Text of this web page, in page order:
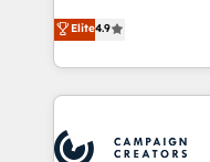
Book Process &
Formations des
technologies and
sales processes to
from Strategy to
onboarding and
extensive
Elite4.9